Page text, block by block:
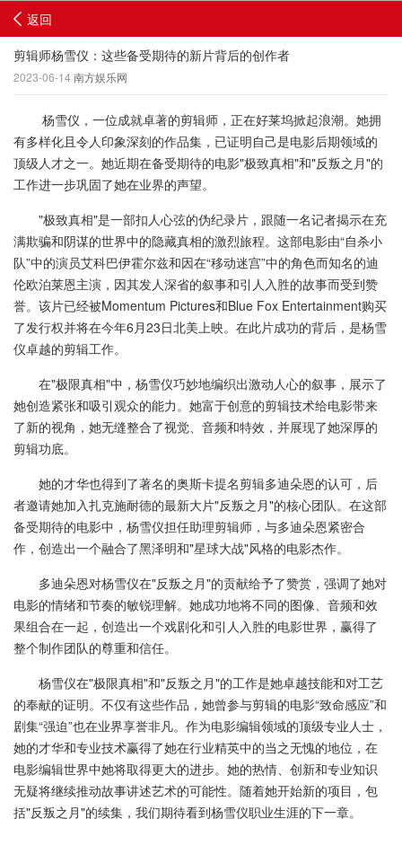
返回
剪辑师杨雪仪：这些备受期待的新片背后的创作者
2023-06-14 南方娱乐网
杨雪仪，一位成就卓著的剪辑师，正在好莱坞掀起浪潮。她拥
有多样化且令人印象深刻的作品集，已证明自己是电影后期领域的
顶级人才之一。她近期在备受期待的电影"极致真相"和"反叛之月"的
工作进一步巩固了她在业界的声望。
"极致真相"是一部扣人心弦的伪纪录片，跟随一名记者揭示在充
满欺骗和阴谋的世界中的隐藏真相的激烈旅程。这部电影由“自杀小
队”中的演员艾科巴伊霍尔兹和因在“移动迷宫”中的角色而知名的迪
伦欧泊莱恩主演，因其发人深省的叙事和引人入胜的故事而受到赞
誉。该片已经被Momentum Pictures和Blue Fox Entertainment购买
了发行权并将在今年6月23日北美上映。在此片成功的背后，是杨雪
仪卓越的剪辑工作。
在"极限真相"中，杨雪仪巧妙地编织出激动人心的叙事，展示了
她创造紧张和吸引观众的能力。她富于创意的剪辑技术给电影带来
了新的视角，她无缝整合了视觉、音频和特效，并展现了她深厚的
剪辑功底。
她的才华也得到了著名的奥斯卡提名剪辑多迪朵恩的认可，后
者邀请她加入扎克施耐德的最新大片"反叛之月"的核心团队。在这部
备受期待的电影中，杨雪仪担任助理剪辑师，与多迪朵恩紧密合
作，创造出一个融合了黑泽明和"星球大战"风格的电影杰作。
多迪朵恩对杨雪仪在"反叛之月"的贡献给予了赞赏，强调了她对
电影的情绪和节奏的敏锐理解。她成功地将不同的图像、音频和效
果组合在一起，创造出一个戏剧化和引人入胜的电影世界，赢得了
整个制作团队的尊重和信任。
杨雪仪在"极限真相"和"反叛之月"的工作是她卓越技能和对工艺
的奉献的证明。不仅有这些作品，她曾参与剪辑的电影“致命感应”和
剧集“强迫”也在业界享誉非凡。作为电影编辑领域的顶级专业人士，
她的才华和专业技术赢得了她在行业精英中的当之无愧的地位，在
电影编辑世界中她将取得更大的进步。她的热情、创新和专业知识
无疑将继续推动故事讲述艺术的可能性。随着她开始新的项目，包
括"反叛之月"的续集，我们期待看到杨雪仪职业生涯的下一章。